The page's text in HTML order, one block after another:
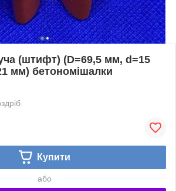
(штифт) (D=69,5 мм, d=15
мм) бетономішалки
Купити
або